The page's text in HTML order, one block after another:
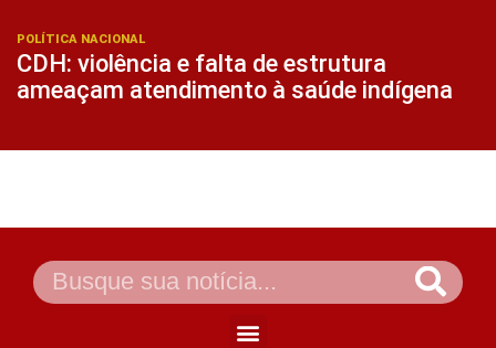
POLÍTICA NACIONAL
CDH: violência e falta de estrutura
ameaçam atendimento à saúde indígena